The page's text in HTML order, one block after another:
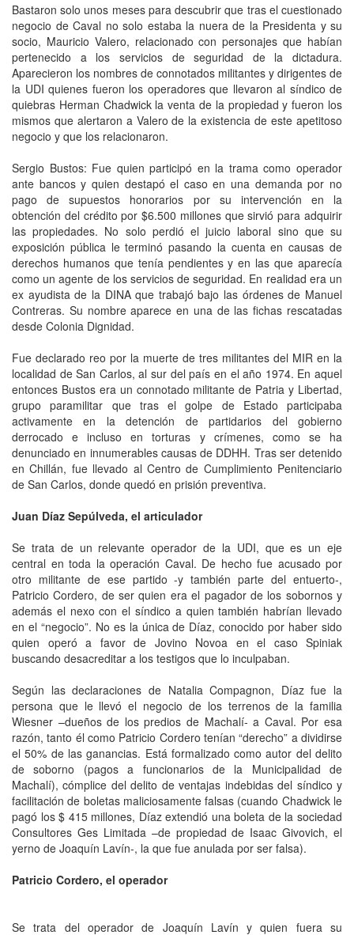
Bastaron solo unos meses para descubrir que tras el cuestionado
negocio de Caval no solo estaba la nuera de la Presidenta y su
socio, Mauricio Valero, relacionado con personajes que habían
pertenecido a los servicios de seguridad de la dictadura.
Aparecieron los nombres de connotados militantes y dirigentes de
la UDI quienes fueron los operadores que llevaron al síndico de
quiebras Herman Chadwick la venta de la propiedad y fueron los
mismos que alertaron a Valero de la existencia de este apetitoso
negocio y que los relacionaron.
Sergio Bustos: Fue quien participó en la trama como operador
ante bancos y quien destapó el caso en una demanda por no
pago de supuestos honorarios por su intervención en la
obtención del crédito por $6.500 millones que sirvió para adquirir
las propiedades. No solo perdió el juicio laboral sino que su
exposición pública le terminó pasando la cuenta en causas de
derechos humanos que tenía pendientes y en las que aparecía
como un agente de los servicios de seguridad. En realidad era un
ex ayudista de la DINA que trabajó bajo las órdenes de Manuel
Contreras. Su nombre aparece en una de las fichas rescatadas
desde Colonia Dignidad.
Fue declarado reo por la muerte de tres militantes del MIR en la
localidad de San Carlos, al sur del país en el año 1974. En aquel
entonces Bustos era un connotado militante de Patria y Libertad,
grupo paramilitar que tras el golpe de Estado participaba
activamente en la detención de partidarios del gobierno
derrocado e incluso en torturas y crímenes, como se ha
denunciado en innumerables causas de DDHH. Tras ser detenido
en Chillán, fue llevado al Centro de Cumplimiento Penitenciario
de San Carlos, donde quedó en prisión preventiva.
Juan Díaz Sepúlveda, el articulador
Se trata de un relevante operador de la UDI, que es un eje
central en toda la operación Caval. De hecho fue acusado por
otro militante de ese partido -y también parte del entuerto-,
Patricio Cordero, de ser quien era el pagador de los sobornos y
además el nexo con el síndico a quien también habrían llevado
en el “negocio”. No es la única de Díaz, conocido por haber sido
quien operó a favor de Jovino Novoa en el caso Spiniak
buscando desacreditar a los testigos que lo inculpaban.
Según las declaraciones de Natalia Compagnon, Díaz fue la
persona que le llevó el negocio de los terrenos de la familia
Wiesner –dueños de los predios de Machalí- a Caval. Por esa
razón, tanto él como Patricio Cordero tenían “derecho” a dividirse
el 50% de las ganancias. Está formalizado como autor del delito
de soborno (pagos a funcionarios de la Municipalidad de
Machalí), cómplice del delito de ventajas indebidas del síndico y
facilitación de boletas maliciosamente falsas (cuando Chadwick le
pagó los $ 415 millones, Díaz extendió una boleta de la sociedad
Consultores Ges Limitada –de propiedad de Isaac Givovich, el
yerno de Joaquín Lavín-, la que fue anulada por ser falsa).
Patricio Cordero, el operador
Se trata del operador de Joaquín Lavín y quien fuera su